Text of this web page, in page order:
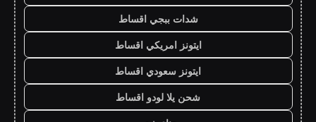
شدات ببجي اقساط
ايتونز امريكي اقساط
ايتونز سعودي اقساط
شحن يلا لودو اقساط